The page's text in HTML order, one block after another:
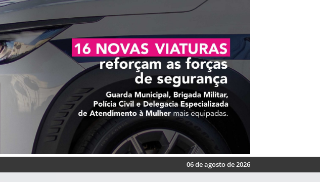
06 de agosto de 2026